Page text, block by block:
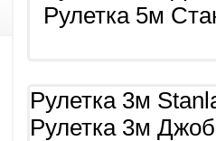
Рулетка 5м
Рулетка 3м
Рулетка 3м